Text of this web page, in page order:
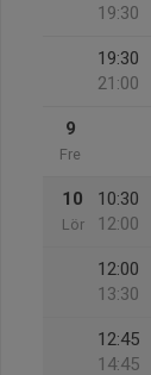
19:30
19:30
21:00
9
Fre
10
Lör
10:30
12:00
12:00
13:30
12:45
14:45